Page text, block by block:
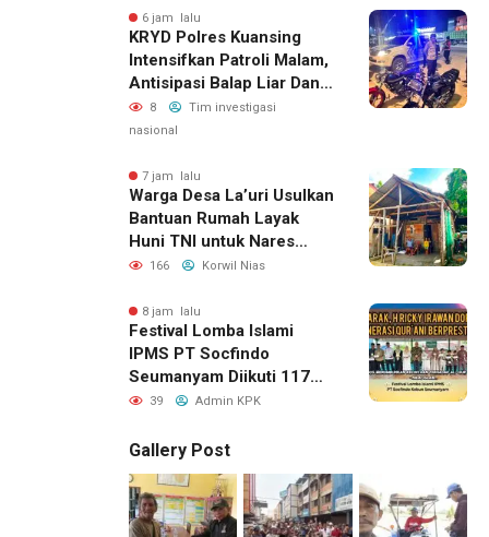
6 jam lalu
KRYD Polres Kuansing
Intensifkan Patroli Malam,
Antisipasi Balap Liar Dan
Gangguan Kamtibmas
8
Tim investigasi
nasional
7 jam lalu
Warga Desa La’uri Usulkan
Bantuan Rumah Layak
Huni TNI untuk Nares
Zandroto
166 Korwil Nias
8 jam lalu
Festival Lomba Islami
IPMS PT Socfindo
Seumanyam Diikuti 117
Pelajar, H. Ricky Dorong
Berprestasi
39 Admin KPK
Gallery Post